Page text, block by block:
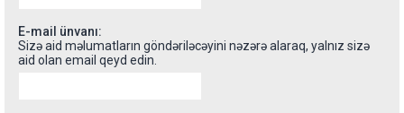
E-mail ünvanı:
Sizə aid məlumatların göndəriləcəyini nəzərə alaraq, yalnız sizə
aid olan email qeyd edin.